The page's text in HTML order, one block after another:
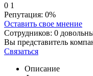
0 1
Репутация: 0%
Оставить свое мнение
Сотрудников: 0
Вы представитель
Связаться
Описание